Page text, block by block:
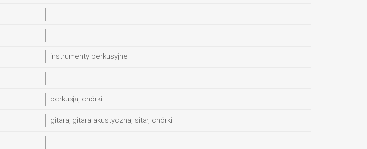
instrumenty perkusyjne
perkusja, chórki
gitara, gitara akustyczna, sitar, chórki